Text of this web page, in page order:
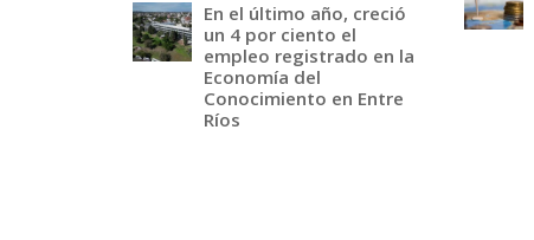
En el último año, creció
un 4 por ciento el
empleo registrado en la
Economía del
Conocimiento en Entre
Ríos